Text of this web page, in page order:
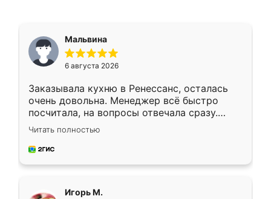
Мальвина
6 августа 2026
Заказывала кухню в Ренессанс, осталась
очень довольна. Менеджер всё быстро
посчитала, на вопросы отвечала сразу.
Замерщик приехал в субботу, подошёл к
делу со всей ответственностью. Собрали
за день, ребята работали аккуратно, даже
Читать полностью
Игорь М.